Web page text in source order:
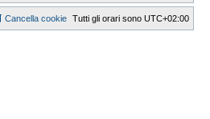
Tutti gli orari sono UTC+02:00
Cancella cookie